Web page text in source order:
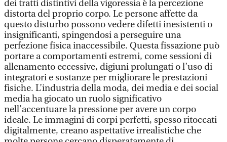
dei tratti distintivi della vigoressia è la percezione
distorta del proprio corpo. Le persone affette da
questo disturbo possono vedere difetti inesistenti o
insignificanti, spingendosi a perseguire una
perfezione fisica inaccessibile. Questa fissazione può
portare a comportamenti estremi, come sessioni di
allenamento eccessive, digiuni prolungati o l’uso di
integratori e sostanze per migliorare le prestazioni
fisiche. L’industria della moda, dei media e dei social
media ha giocato un ruolo significativo
nell’accentuare la pressione per avere un corpo
ideale. Le immagini di corpi perfetti, spesso ritoccati
digitalmente, creano aspettative irrealistiche che